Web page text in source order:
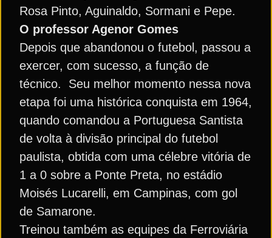
Rosa Pinto, Aguinaldo, Sormani e Pepe.
O professor Agenor Gomes
Depois que abandonou o futebol, passou a
exercer, com sucesso, a função de
técnico. Seu melhor momento nessa nova
etapa foi uma histórica conquista em 1964,
quando comandou a Portuguesa Santista
de volta à divisão principal do futebol
paulista, obtida com uma célebre vitória de
1 a 0 sobre a Ponte Preta, no estádio
Moisés Lucarelli, em Campinas, com gol
de Samarone.
Treinou também as equipes da Ferroviária